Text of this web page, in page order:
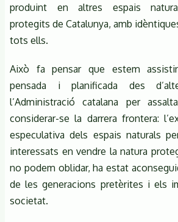
produint en altres espais
protegits de Catalunya, amb
tots ells.
Això fa pensar que estem
pensada i planificada des
l’Administració catalana per
considerar-se la darrera frontera:
especulativa dels espais naturals
interessats en vendre la natura
no podem oblidar, ha estat
de les generacions pretèrites i els
societat.